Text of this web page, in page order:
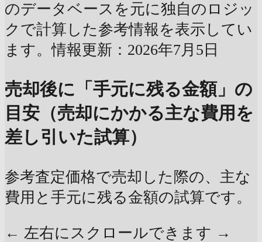
のデータベースを元に独自のロジッ
クで計算した参考情報を表示してい
ます。情報更新：2026年7月5日
売却後に「手元に残る金額」の
目安（売却にかかる主な費用を
差し引いた試算）
参考査定価格で売却した際の、主な
費用と手元に残る金額の試算です。
← 左右にスクロールできます →